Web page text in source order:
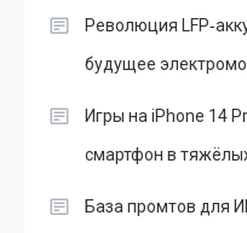
Революция
будущее
Игры на iPhone 14
смартфон в
База промтов для